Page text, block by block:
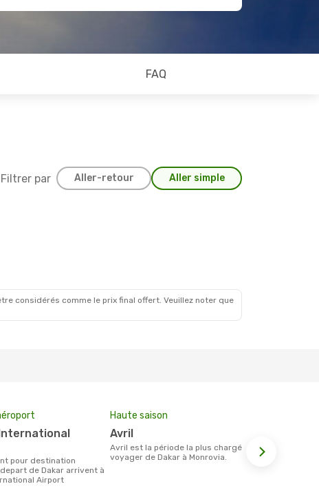
FAQ
Filtrer par Aller-retour Aller simple
considérés comme le prix final offert. Veuillez noter que
de Dakar arrivent à
Airport
Haute saison
avril
avril est la période la plus chargée pour
voyager de Dakar à Monrovia.